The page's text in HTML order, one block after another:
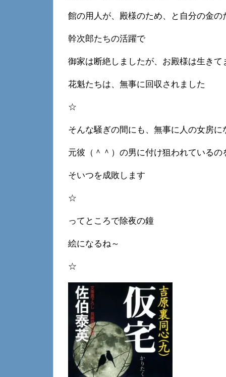
館の用人が、殿様のため、と自分の金の
幹次郎たちの活躍で
御家は断絶しましたが、お殿様は生きて
花魁たちは、無事に回収されました
☆
そんな騒ぎの間にも、無事に人の女房に
元彼（＾＾）の男に付け狙われているの
そいつを成敗します
☆
ってところで除夜の鐘
絵になるね～
☆